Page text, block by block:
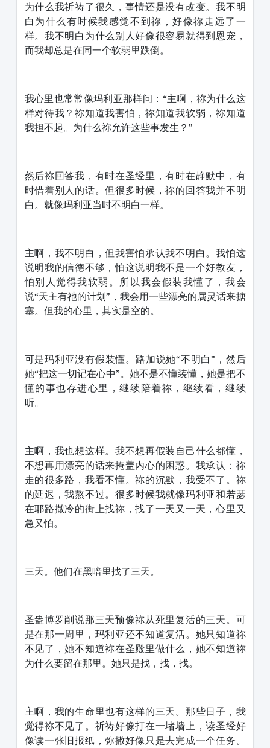
为什么我祈祷了很久，事情还是没有改变。我不明
白为什么有时候我感觉不到祢，好像祢走远了一
样。我不明白为什么别人好像很容易就得到恩宠，
而我却总是在同一个软弱里跌倒。
我心里也常常像玛利亚那样问：“主啊，祢为什么这
样对待我？祢知道我害怕，祢知道我软弱，祢知道
我担不起。为什么祢允许这些事发生？”
然后祢回答我，有时在圣经里，有时在静默中，有
时借着别人的话。但很多时候，祢的回答我并不明
白。就像玛利亚当时不明白一样。
主啊，我不明白，但我害怕承认我不明白。我怕这
说明我的信德不够，怕这说明我不是一个好教友，
怕别人觉得我软弱。所以我会假装我懂了，我会
说“天主有祂的计划”，我会用一些漂亮的属灵话来搪
塞。但我的心里，其实是空的。
可是玛利亚没有假装懂。路加说她“不明白”，然后
她“把这一切记在心中”。她不是不懂装懂，她是把不
懂的事也存进心里，继续陪着祢，继续看，继续
听。
主啊，我也想这样。我不想再假装自己什么都懂，
不想再用漂亮的话来掩盖内心的困惑。我承认：祢
走的很多路，我看不懂。祢的沉默，我受不了。祢
的延迟，我熬不过。很多时候我就像玛利亚和若瑟
在耶路撒冷的街上找祢，找了一天又一天，心里又
急又怕。
三天。他们在黑暗里找了三天。
圣盎博罗削说那三天预像祢从死里复活的三天。可
是在那一周里，玛利亚还不知道复活。她只知道祢
不见了，她不知道祢在圣殿里做什么，她不知道祢
为什么要留在那里。她只是找，找，找。
主啊，我的生命里也有这样的三天。那些日子，我
觉得祢不见了。祈祷好像打在一堵墙上，读圣经好
像读一张旧报纸，弥撒好像只是去完成一个任务。